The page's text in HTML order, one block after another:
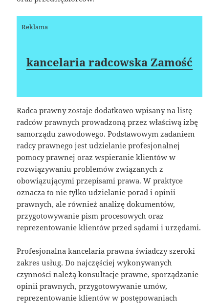
Reklama
kancelaria radcowska Zamość
Radca prawny zostaje dodatkowo wpisany na listę
radców prawnych prowadzoną przez właściwą izbę
samorządu zawodowego. Podstawowym zadaniem
radcy prawnego jest udzielanie profesjonalnej
pomocy prawnej oraz wspieranie klientów w
rozwiązywaniu problemów związanych z
obowiązującymi przepisami prawa. W praktyce
oznacza to nie tylko udzielanie porad i opinii
prawnych, ale również analizę dokumentów,
przygotowywanie pism procesowych oraz
reprezentowanie klientów przed sądami i urzędami.
Profesjonalna kancelaria prawna świadczy szeroki
zakres usług. Do najczęściej wykonywanych
czynności należą konsultacje prawne, sporządzanie
opinii prawnych, przygotowywanie umów,
reprezentowanie klientów w postępowaniach